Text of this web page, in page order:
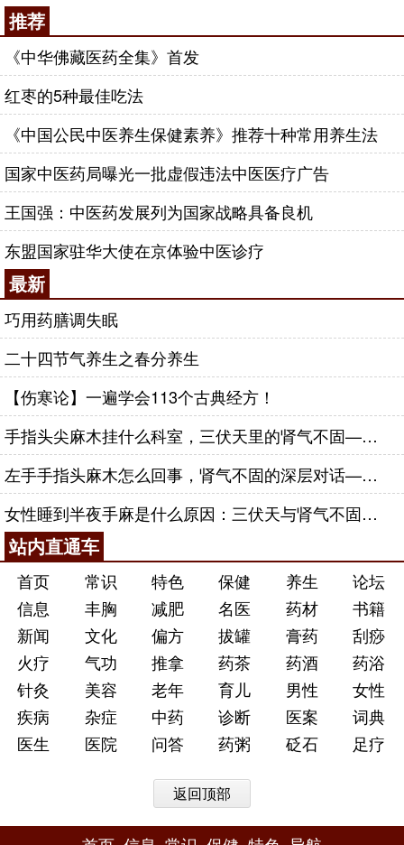
推荐
《中华佛藏医药全集》首发
红枣的5种最佳吃法
《中国公民中医养生保健素养》推荐十种常用养生法
国家中医药局曝光一批虚假违法中医医疗广告
王国强：中医药发展列为国家战略具备良机
东盟国家驻华大使在京体验中医诊疗
最新
巧用药膳调失眠
二十四节气养生之春分养生
【伤寒论】一遍学会113个古典经方！
手指头尖麻木挂什么科室，三伏天里的肾气不固——肾合jjn
左手手指头麻木怎么回事，肾气不固的深层对话——肾合jjn
女性睡到半夜手麻是什么原因：三伏天与肾气不固的深层对话
站内直通车
首页 常识 特色 保健 养生
论坛
信息
丰胸 减肥 名医 药材
书籍
新闻
文化 偏方 拔罐 膏药
刮痧
火疗
气功 推拿 药茶 药酒
药浴
针灸
美容 老年 育儿 男性
女性
疾病
杂症 中药 诊断 医案
词典
医生
医院 问答 药粥 砭石 足疗
返回顶部